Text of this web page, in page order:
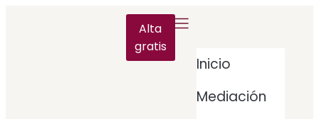
Alta
gratis
Inicio
Mediación